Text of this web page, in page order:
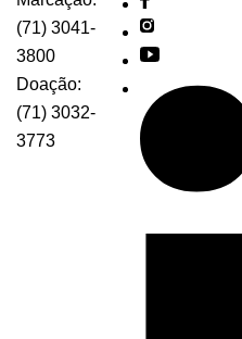
(71) 3041-
3800
Doação:
(71) 3032-
3773